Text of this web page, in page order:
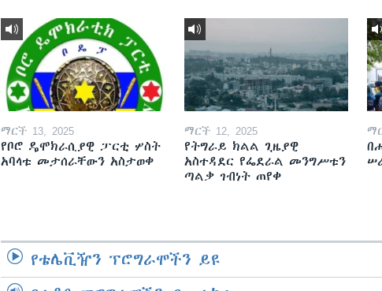
ማርች 13, 2025
የቦሮ ዴሞክራሲያዊ ፓርቲ ሦስት
አባላቱ መታሰራቸውን አስታወቀ
ማርች 12, 2025
የትግራይ ክልል ጊዜያዊ
አስተዳደር የፌደራል መንግሥቱን
ጣልቃ ገብነት ጠየቀ
የቴሌቪዥን ፕሮግራሞችን ይዩ